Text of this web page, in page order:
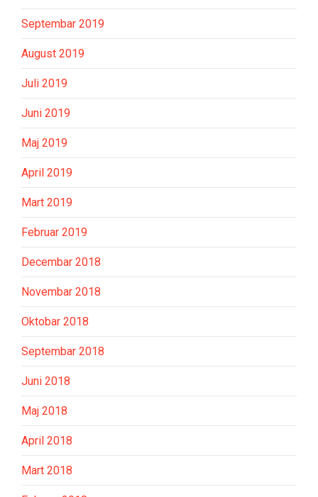
Septembar 2019
August 2019
Juli 2019
Juni 2019
Maj 2019
April 2019
Mart 2019
Februar 2019
Decembar 2018
Novembar 2018
Oktobar 2018
Septembar 2018
Juni 2018
Maj 2018
April 2018
Mart 2018